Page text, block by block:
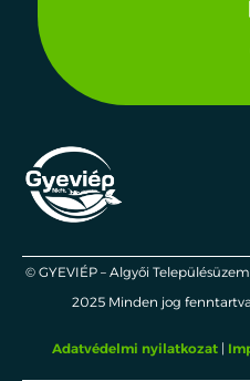
© GYEVIÉP – Algyői
2025 Minden jog
Adatvédelmi nyilatkozat |